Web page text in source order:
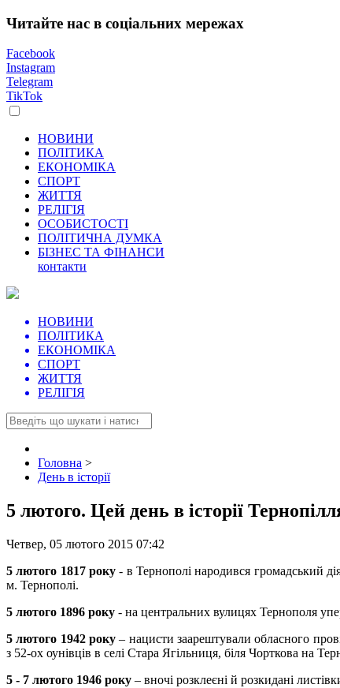
Читайте нас в соціальних мережах
Facebook
Instagram
Telegram
TikTok
НОВИНИ
ПОЛІТИКА
ЕКОНОМІКА
СПОРТ
ЖИТТЯ
РЕЛІГІЯ
ОСОБИСТОСТІ
ПОЛІТИЧНА ДУМКА
БІЗНЕС ТА ФІНАНСИ
контакти
НОВИНИ
ПОЛІТИКА
ЕКОНОМІКА
СПОРТ
ЖИТТЯ
РЕЛІГІЯ
Головна >
День в історії
5 лютого. Цей день в історії
Четвер, 05 лютого 2015 07:42
5 лютого 1817 pоку- в Тернополі народився громадський
м. Тернополі.
5 лютого 1896 року - на центральних вулицях Тернополя
5 лютого 1942 року– нацисти заарештували обласного
з 52-ох оунівців в селі Стара Ягільниця, біля Чорткова на
5 - 7 лютого 1946 року – вночі розклеєні й розкидані